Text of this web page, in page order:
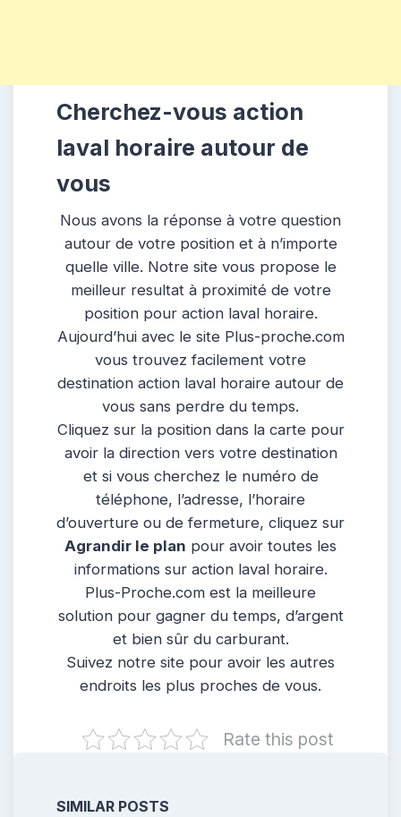
Cherchez-vous action
laval horaire autour de
vous
Nous avons la réponse à votre question
autour de votre position et à n’importe
quelle ville. Notre site vous propose le
meilleur resultat à proximité de votre
position pour action laval horaire.
Aujourd’hui avec le site Plus-proche.com
vous trouvez facilement votre
destination action laval horaire autour de
vous sans perdre du temps.
Cliquez sur la position dans la carte pour
avoir la direction vers votre destination
et si vous cherchez le numéro de
téléphone, l’adresse, l’horaire
d’ouverture ou de fermeture, cliquez sur
Agrandir le plan pour avoir toutes les
informations sur action laval horaire.
Plus-Proche.com est la meilleure
solution pour gagner du temps, d’argent
et bien sûr du carburant.
Suivez notre site pour avoir les autres
endroits les plus proches de vous.
Rate this post
SIMILAR POSTS